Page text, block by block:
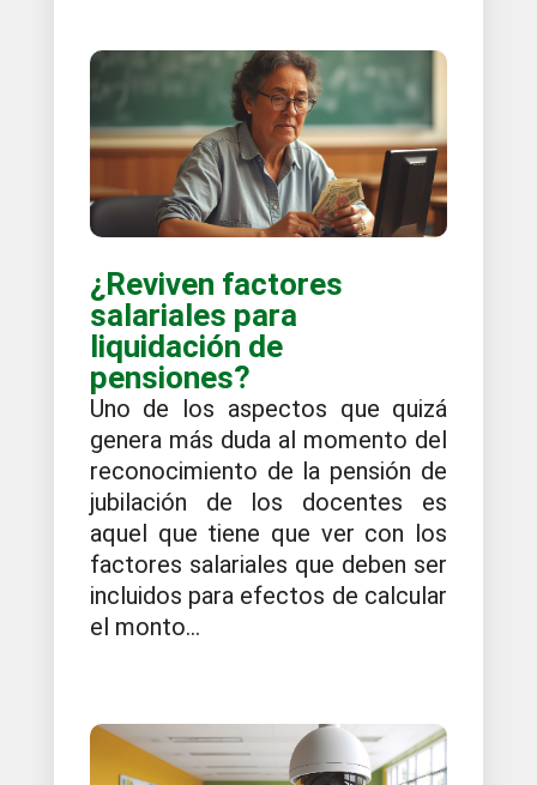
¿Reviven factores
salariales para
liquidación de
pensiones?
Uno de los aspectos que quizá
genera más duda al momento del
reconocimiento de la pensión de
jubilación de los docentes es
aquel que tiene que ver con los
factores salariales que deben ser
incluidos para efectos de calcular
el monto...